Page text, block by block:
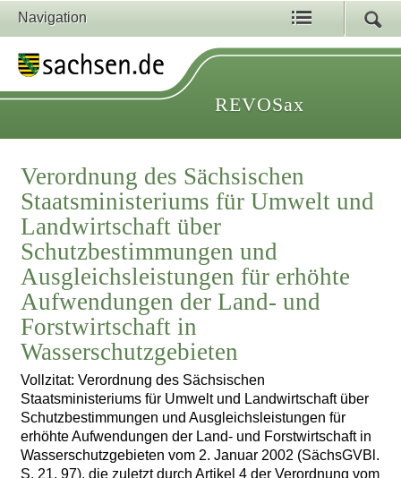
Navigation
REVOSax
Verordnung des Sächsischen
Staatsministeriums für Umwelt und
Landwirtschaft über
Schutzbestimmungen und
Ausgleichsleistungen für erhöhte
Aufwendungen der Land- und
Forstwirtschaft in
Wasserschutzgebieten
Vollzitat: Verordnung des Sächsischen
Staatsministeriums für Umwelt und Landwirtschaft über
Schutzbestimmungen und Ausgleichsleistungen für
erhöhte Aufwendungen der Land- und Forstwirtschaft in
Wasserschutzgebieten vom 2. Januar 2002 (SächsGVBl.
S. 21, 97), die zuletzt durch Artikel 4 der Verordnung vom